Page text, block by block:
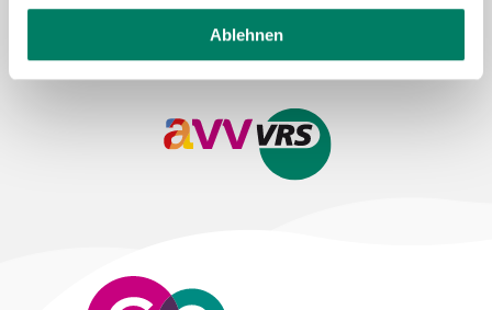
Ablehnen
Declaration on accessibility
Feedback on accessibility